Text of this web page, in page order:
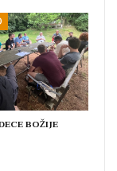
BOŽIJE